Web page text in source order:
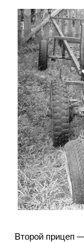
Второй прицеп